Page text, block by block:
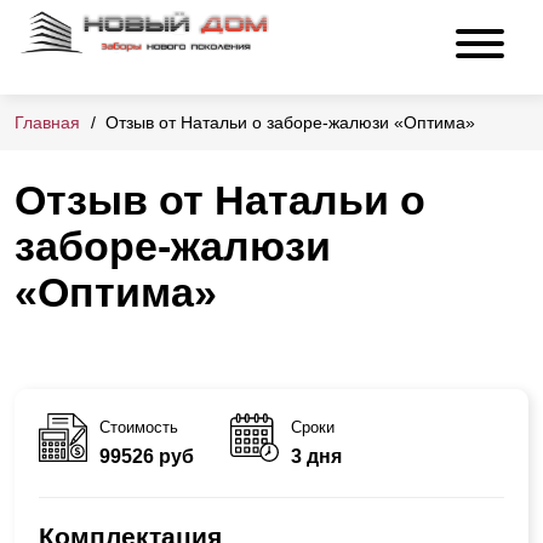
Главная Отзыв от Натальи о заборе-жалюзи «Оптима»
Отзыв от Натальи о
заборе-жалюзи
«Оптима»
Стоимость
99526 руб
Сроки
3 дня
Комплектация